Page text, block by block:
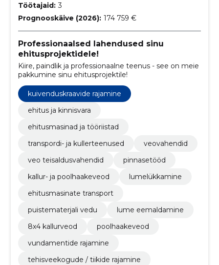
Töötajaid: 3
Prognooskäive (2026): 174 759 €
Professionaalsed lahendused sinu
ehitusprojektidele!
Kiire, paindlik ja professionaalne teenus - see on meie
pakkumine sinu ehitusprojektile!
kuivenduskraavide rajamine
ehitus ja kinnisvara
ehitusmasinad ja tööriistad
transpordi- ja kullerteenused
veovahendid
veo teisaldusvahendid
pinnasetööd
kallur- ja poolhaakeveod
lumelükkamine
ehitusmasinate transport
puistematerjali vedu
lume eemaldamine
​8x4 kallurveod
poolhaakeveod
vundamentide rajamine
tehisveekogude / tiikide rajamine